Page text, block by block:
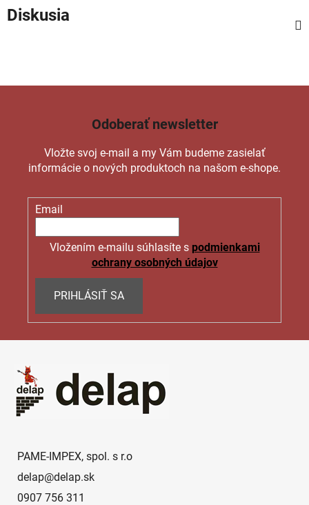
Diskusia
Odoberať newsletter
Vložte svoj e-mail a my Vám budeme zasielať
informácie o nových produktoch na našom e-shope.
Email
Vložením e-mailu súhlasíte s podmienkami
ochrany osobných údajov
PRIHLÁSIŤ SA
PAME-IMPEX, spol. s r.o
delap@delap.sk
0907 756 311